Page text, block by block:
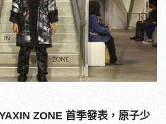
ZONE 首季發表，原子少